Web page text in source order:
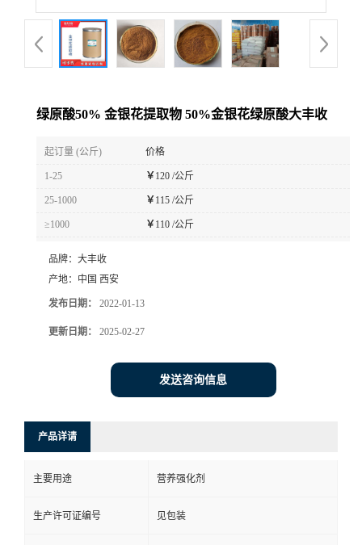
绿原酸50% 金银花提取物 50%金银花绿原酸大丰收
起订量 (公斤) 价格
1-25 ￥120 /公斤
25-1000 ￥115 /公斤
≥1000 ￥110 /公斤
品牌： 大丰收
产地： 中国 西安
发布日期： 2022-01-13
更新日期： 2025-02-27
发送咨询信息
产品详请
主要用途 营养强化剂
生产许可证编号 见包装